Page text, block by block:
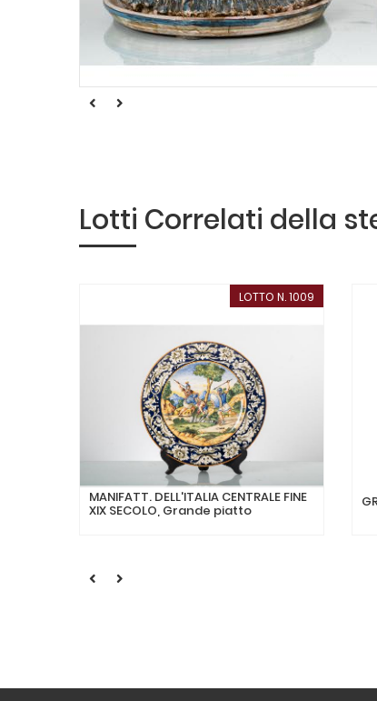
Lotti Correlati della
LOTTO N. 1009
MANIFATT. DELL'ITALIA CENTRALE FINE
XIX SECOLO, Grande piatto